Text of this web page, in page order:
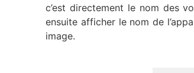
c’est directement le nom des
ensuite afficher le nom de
image.